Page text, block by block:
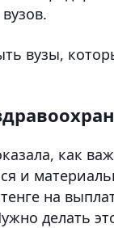
вузы,
как
и
на
делать